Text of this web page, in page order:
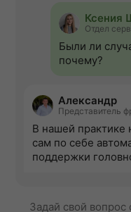
Ксения
Отдел
Были ли
почему?
Александр
Представитель
В нашей практике
сам по себе
поддержки